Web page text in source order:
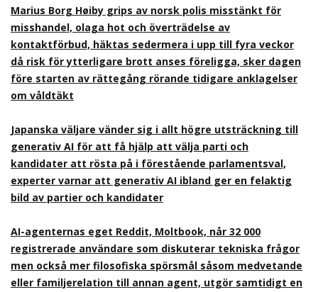
Marius Borg Høiby grips av norsk polis misstänkt för
misshandel, olaga hot och överträdelse av
kontaktförbud, häktas sedermera i upp till fyra veckor
då risk för ytterligare brott anses föreligga, sker dagen
före starten av rättegång rörande tidigare anklagelser
om våldtäkt
Japanska väljare vänder sig i allt högre utsträckning till
generativ AI för att få hjälp att välja parti och
kandidater att rösta på i förestående parlamentsval,
experter varnar att generativ AI ibland ger en felaktig
bild av partier och kandidater
AI-agenternas eget Reddit, Moltbook, når 32 000
registrerade användare som diskuterar tekniska frågor
men också mer filosofiska spörsmål såsom medvetande
eller familjerelation till annan agent, utgör samtidigt en